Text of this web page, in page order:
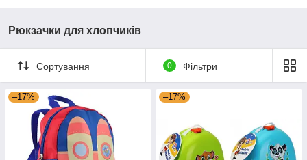
Рюкзачки для хлопчиків
Сортування 0 Фільтри
–17% –17%